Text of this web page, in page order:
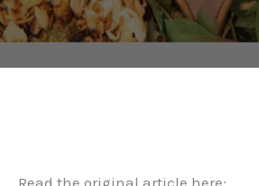
Read the original article here: